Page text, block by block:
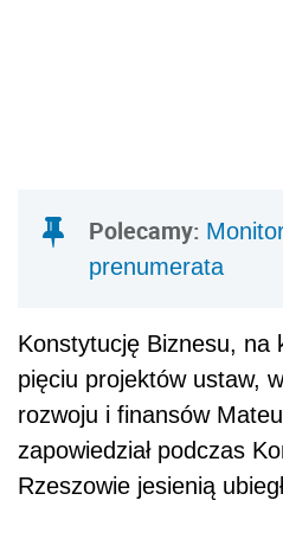
Polecamy:
prenumerata
Konstytucję Biznesu, na
pięciu projektów ustaw,
rozwoju i finansów
zapowiedział podczas
Rzeszowie jesienią